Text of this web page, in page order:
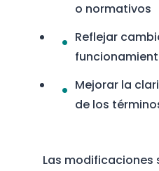
o normativos
Reflejar
Mejorar la
de los
Las modificaciones